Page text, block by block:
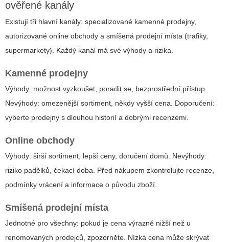
ověřené kanály
Existují tři hlavní kanály: specializované kamenné prodejny,
autorizované online obchody a smíšená prodejní místa (trafiky,
supermarkety). Každý kanál má své výhody a rizika.
Kamenné prodejny
Výhody: možnost vyzkoušet, poradit se, bezprostřední přístup.
Nevýhody: omezenější sortiment, někdy vyšší cena. Doporučení:
vyberte prodejny s dlouhou historií a dobrými recenzemi.
Online obchody
Výhody: širší sortiment, lepší ceny, doručení domů. Nevýhody:
riziko padělků, čekací doba. Před nákupem zkontrolujte recenze,
podmínky vrácení a informace o původu zboží.
Smíšená prodejní místa
Jednotné pro všechny: pokud je cena výrazně nižší než u
renomovaných prodejců, zpozorněte. Nízká cena může skrývat